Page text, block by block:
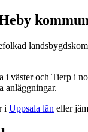
kommun
i väster och Tierp i
anläggningar.
i Uppsala län eller